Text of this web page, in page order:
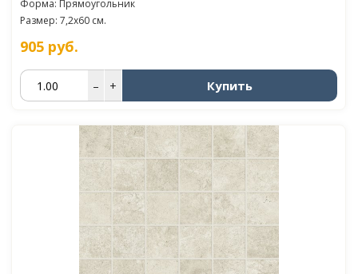
Форма: Прямоугольник
Размер: 7,2x60 см.
905 руб.
– + Купить